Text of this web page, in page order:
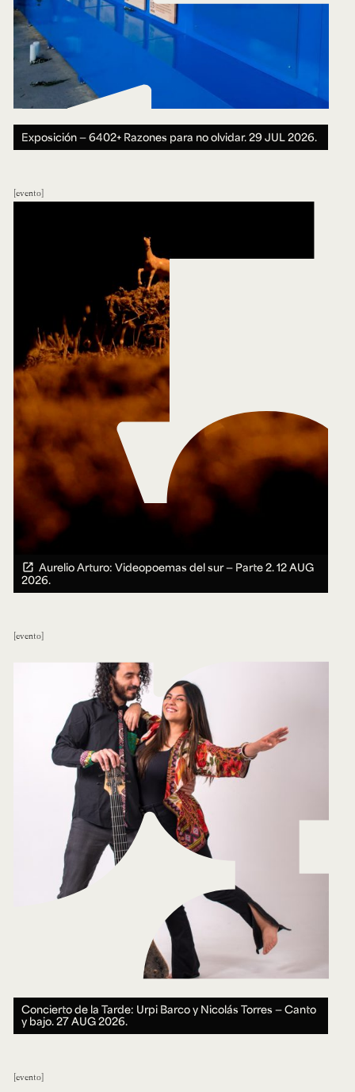
Exposición — 6402+ Razones para no olvidar.29 JUL 2026.
evento
Aurelio Arturo: Videopoemas del sur — Parte 2.12 AUG
2026.
evento
Concierto de la Tarde: Urpi Barco y Nicolás Torres — Canto
y bajo.27 AUG 2026.
evento